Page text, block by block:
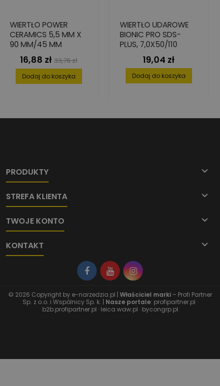
WIERTŁO POWER
CERAMICS 5,5 MM X
90 MM/45 MM
Cena
16,88 zł Cena
podstawowa
33,76 zł
Dodaj do koszyka
WIERTŁO UDAROWE
BIONIC PRO SDS-
PLUS, 7,0X50/110
Cena
19,04 zł
Dodaj do koszyka
PRODUKTY 
STREFA KLIENTA 
TWOJE KONTO 
KONTAKT 
© 2026 Copyright by e-narzedzia.pl | Właściciel marki– Profi Partner
Sp. z o.o. i Wspólnicy Sp. k. | Nasze portale: profipartner.pl ·
b2b.profipartner.pl · leica.waw.pl · bycongrp.pl